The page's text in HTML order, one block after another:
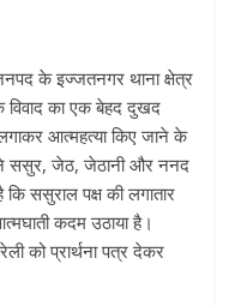
के इज्जतनगर थाना क्षेत्र
विवाद का एक बेहद दुखद
आत्महत्या किए जाने के
ससुर, जेठ, जेठानी और ननद
ससुराल पक्ष की लगातार
कदम उठाया है।
को प्रार्थना पत्र देकर